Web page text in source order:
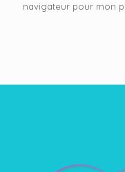
navigateur pour mon